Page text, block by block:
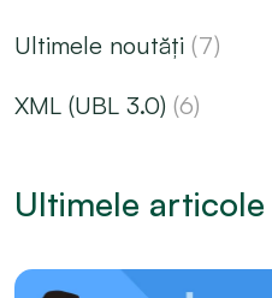
Ultimele noutăți (7)
XML (UBL 3.0) (6)
Ultimele articole